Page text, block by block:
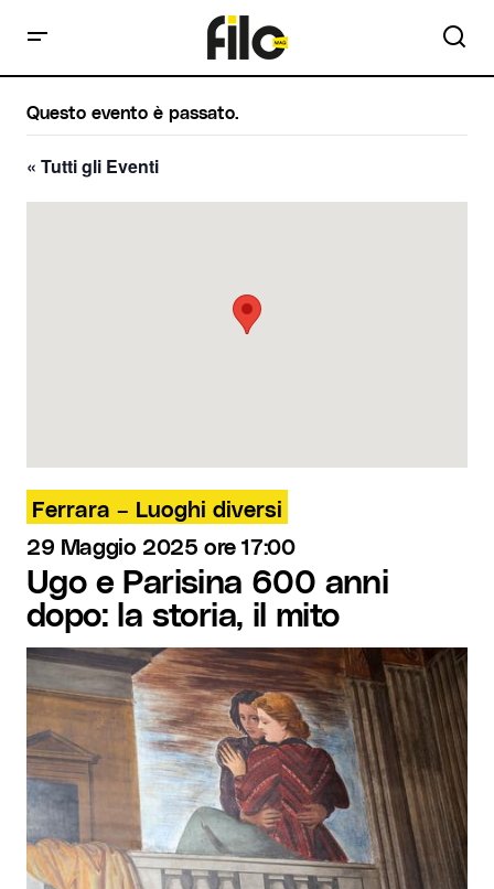
Questo evento è passato.
« Tutti gli Eventi
Ferrara – Luoghi diversi
29 Maggio 2025 ore 17:00
Ugo e Parisina 600 anni
dopo: la storia, il mito